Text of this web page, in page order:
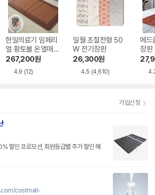
한일의료기 임페리
얼 황토볼 온열매트
HI
267,200원
4.9 (12)
일월 초절전형 50
W 전기장판
26,300원
4.5 (4,610)
메드
장판
가입신청
할인 프로모션, 회원등급별 추가 할인 혜
costmall-